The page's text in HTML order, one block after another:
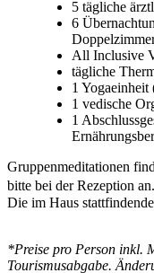
5 tägliche
6
All Inclusive
tägliche
1
1 vedische
1
Gruppenmeditationen
bitte bei der Rezeption
Die im Haus
*Preise pro Person inkl.
Tourismusabgabe.